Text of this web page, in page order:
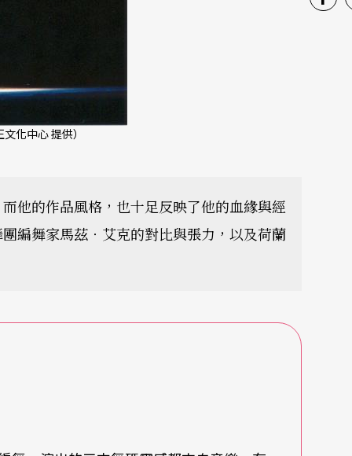
化中心 提供）
他的作品風格，也十足反映了他的血緣與經
編舞家馬茲‧艾克的對比與張力，以及荷蘭